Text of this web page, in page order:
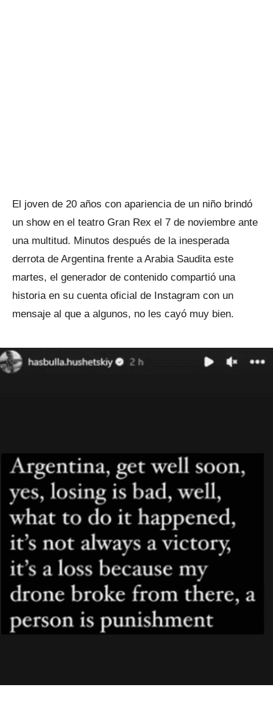
El joven de 20 años con apariencia de un niño brindó
un show en el teatro Gran Rex el 7 de noviembre ante
una multitud. Minutos después de la inesperada
derrota de Argentina frente a Arabia Saudita este
martes, el generador de contenido compartió una
historia en su cuenta oficial de Instagram con un
mensaje al que a algunos, no les cayó muy bien.